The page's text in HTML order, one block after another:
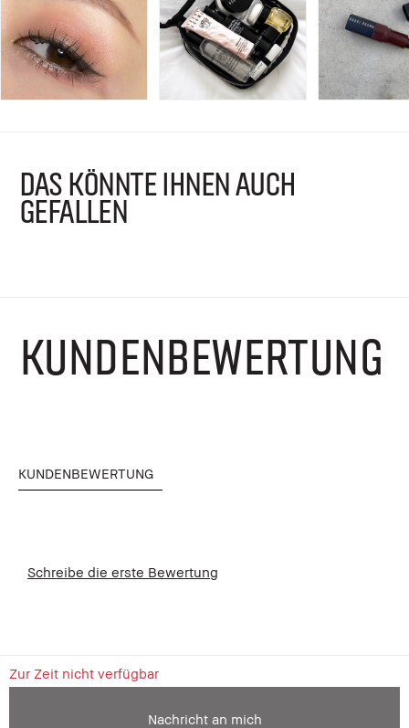
DAS KÖNNTE IHNEN AUCH
GEFALLEN
KUNDENBEWERTUNG
KUNDENBEWERTUNG
Schreibe die erste Bewertung
Zur Zeit nicht verfügbar
Nachricht an mich